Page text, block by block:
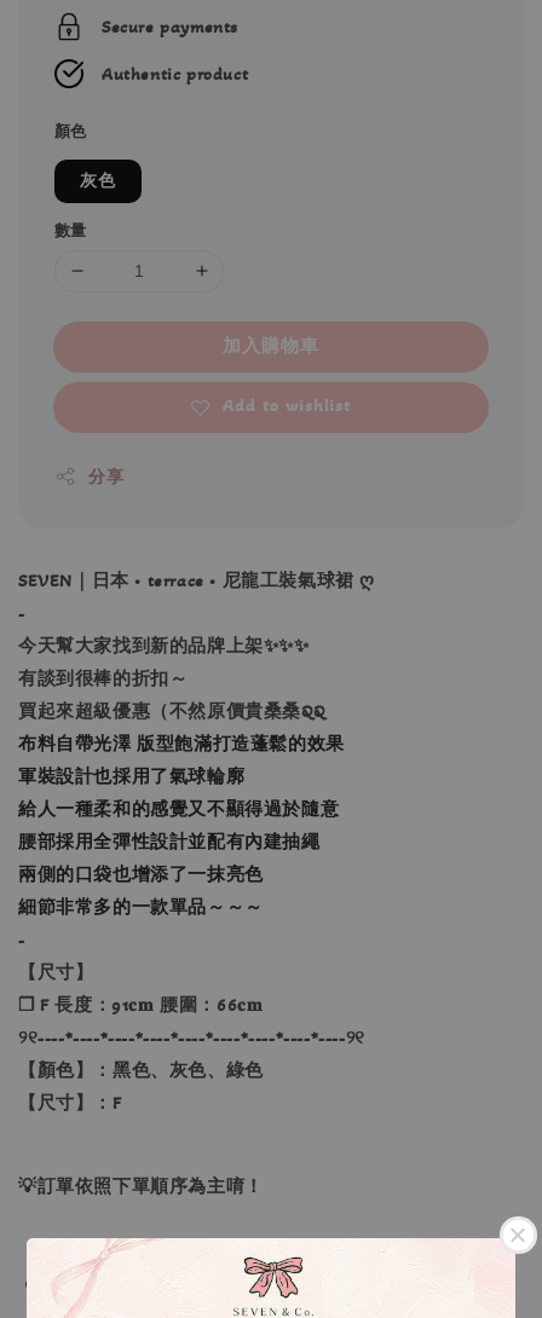
Secure payments
Authentic product
顏色
灰色
數量
加入購物車
Add to wishlist
分享
SEVEN｜日本 • terrace • 尼龍工裝氣球裙 ღ
-
今天幫大家找到新的品牌上架✨✨✨
有談到很棒的折扣～
買起來超級優惠（不然原價貴桑桑QQ
布料自帶光澤 版型飽滿打造蓬鬆的效果
軍裝設計也採用了氣球輪廓
給人一種柔和的感覺又不顯得過於隨意
腰部採用全彈性設計並配有內建抽繩
兩側的口袋也增添了一抹亮色
細節非常多的一款單品～～～
-
【尺寸】
❐ F 長度：91𝐜𝐦 腰圍：66𝐜𝐦
୨୧----*----*----*----*----*----*----*----*----୨୧
【顏色】：黑色、灰色、綠色
【尺寸】：F
💡訂單依照下單順序為主唷！
🔍IG搜尋：Sevenjewelry.co